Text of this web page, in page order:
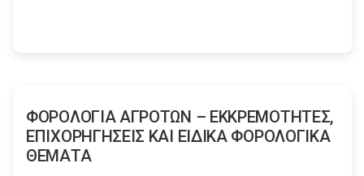
ΦΟΡΟΛΟΓΙΑ ΑΓΡΟΤΩΝ – ΕΚΚΡΕΜΟΤΗΤΕΣ,
ΕΠΙΧΟΡΗΓΗΣΕΙΣ ΚΑΙ ΕΙΔΙΚΑ ΦΟΡΟΛΟΓΙΚΑ
ΘΕΜΑΤΑ